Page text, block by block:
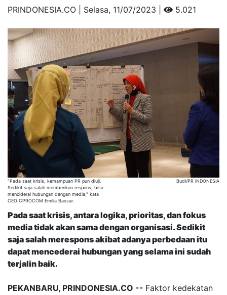
PRINDONESIA.CO | Selasa, 11/07/2023 | 5.021
"Pada saat krisis, kemampuan PR pun diuji.
Sedikit saja salah memberikan respons, bisa
menciderai hubungan dengan media," kata
CEO CPROCOM Emilia Bassar.
Budi/PR INDONESIA
Pada saat krisis, antara logika, prioritas, dan fokus
media tidak akan sama dengan organisasi. Sedikit
saja salah merespons akibat adanya perbedaan itu
dapat mencederai hubungan yang selama ini sudah
terjalin baik.
PEKANBARU, PRINDONESIA.CO -- Faktor kedekatan